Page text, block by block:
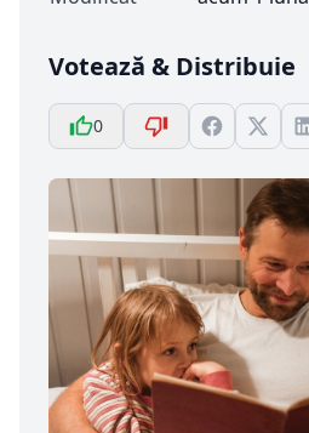
Votează & Distribuie
0